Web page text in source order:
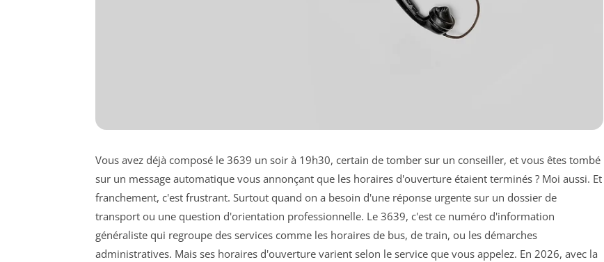
Vous avez déjà composé le 3639 un soir à 19h30, certain de tomber sur un conseiller, et vous êtes tombé
sur un message automatique vous annonçant que les horaires d'ouverture étaient terminés ? Moi aussi. Et
franchement, c'est frustrant. Surtout quand on a besoin d'une réponse urgente sur un dossier de
transport ou une question d'orientation professionnelle. Le 3639, c'est ce numéro d'information
généraliste qui regroupe des services comme les horaires de bus, de train, ou les démarches
administratives. Mais ses horaires d'ouverture varient selon le service que vous appelez. En 2026, avec la